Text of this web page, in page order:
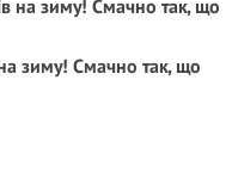
зиму! Смачно так, що